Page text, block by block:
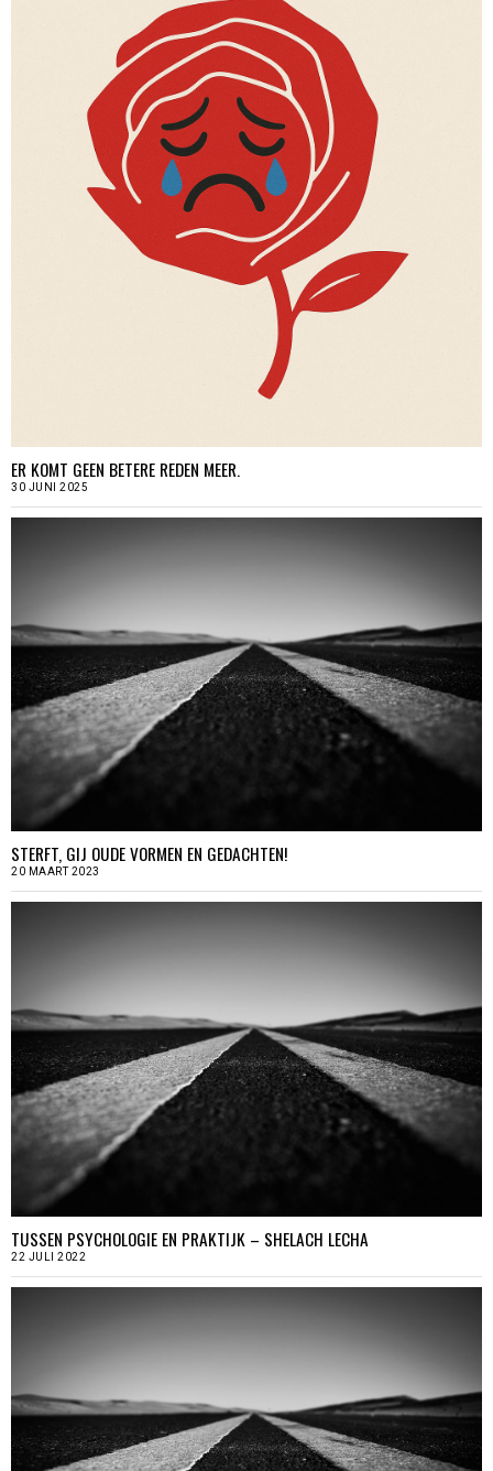
ER KOMT GEEN BETERE REDEN MEER.
30 JUNI 2025
STERFT, GIJ OUDE VORMEN EN GEDACHTEN!
20 MAART 2023
TUSSEN PSYCHOLOGIE EN PRAKTIJK – SHELACH LECHA
22 JULI 2022